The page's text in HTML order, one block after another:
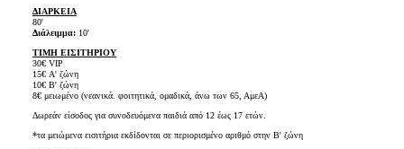
ΔΙΑΡΚΕΙΑ
80'
Διάλειμμα:10'
ΤΙΜΗ ΕΙΣΙΤΗΡΙΟΥ
30€ VIP
15€ Α' ζώνη
10€ Β' ζώνη
8€ μειωμένο (νεανικά. φοιτητικά, ομαδικά, άνω των 65, ΑμεΑ)
Δωρεάν είσοδος για συνοδευόμενα παιδιά από 12 έως 17 ετών.
*τα μειώμενα εισιτήρια εκδίδονται σε περιορισμένο αριθμό στην Β' ζώνη